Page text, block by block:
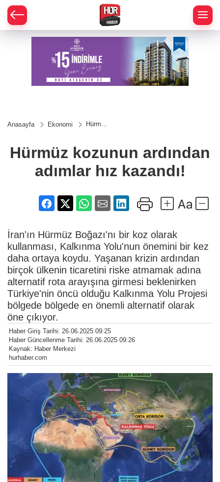
Anasayfa Ekonomi
Hürmüz
hız
Hürmüz kozunun ardından
adımlar hız kazandı!
İran'ın Hürmüz Boğazı'nı bir koz olarak
kullanması, Kalkınma Yolu'nun önemini bir kez
daha ortaya koydu. Yaşanan krizin ardından
birçok ülkenin ticaretini riske atmamak adına
alternatif rota arayışına girmesi beklenirken
Türkiye'nin öncü olduğu Kalkınma Yolu Projesi
bölgede bölgede en önemli alternatif olarak
öne çıkıyor.
Haber Giriş Tarihi: 26.06.2025 09:25
Haber Güncellenme Tarihi: 26.06.2025 09:26
Kaynak: Haber Merkezi
hurhaber.com